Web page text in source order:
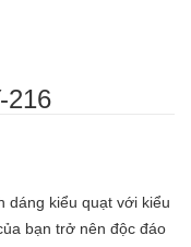
216
dáng kiểu quạt với kiểu
bạn trở nên độc đáo